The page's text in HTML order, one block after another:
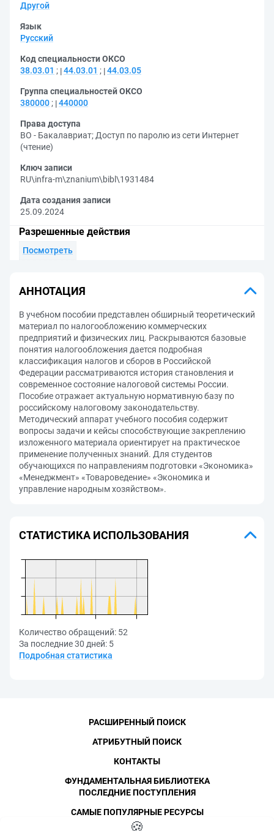
Другой
Язык
Русский
Код специальности ОКСО
38.03.01 ; 44.03.01 ; 44.03.05
Группа специальностей ОКСО
380000 ; 440000
Права доступа
ВО - Бакалавриат; Доступ по паролю из сети Интернет
(чтение)
Ключ записи
RU\infra-m\znanium\bibl\1931484
Дата создания записи
25.09.2024
Разрешенные действия
Посмотреть
АННОТАЦИЯ
В учебном пособии представлен обширный теоретический
материал по налогообложению коммерческих
предприятий и физических лиц. Раскрываются базовые
понятия налогообложения дается подробная
классификация налогов и сборов в Российской
Федерации рассматриваются история становления и
современное состояние налоговой системы России.
Пособие отражает актуальную нормативную базу по
российскому налоговому законодательству.
Методический аппарат учебного пособия содержит
вопросы задачи и кейсы способствующие закреплению
изложенного материала ориентирует на практическое
применение полученных знаний. Для студентов
обучающихся по направлениям подготовки «Экономика»
«Менеджмент» «Товароведение» «Экономика и
управление народным хозяйством».
СТАТИСТИКА ИСПОЛЬЗОВАНИЯ
Количество обращений: 52
За последние 30 дней: 5
Подробная статистика
СПбПУ, 1996-2026
РАСШИРЕННЫЙ ПОИСК
АТРИБУТНЫЙ ПОИСК
КОНТАКТЫ
ФУНДАМЕНТАЛЬНАЯ БИБЛИОТЕКА
ПОСЛЕДНИЕ ПОСТУПЛЕНИЯ
САМЫЕ ПОПУЛЯРНЫЕ РЕСУРСЫ
🍪